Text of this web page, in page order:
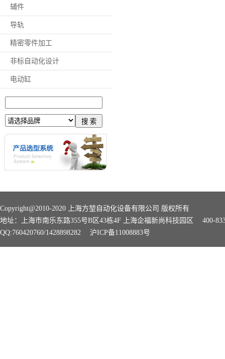
辅件
导轨
精密零件加工
非标自动化设计
电动缸
Copyright@2010-2020 上海方堃自动化设备有限公司 版权所有
地址：上海市南乐东路355号B区43栋4F 上海企福新尚科技园区 400-
QQ:760420760/1428898282 沪ICP备11008883号